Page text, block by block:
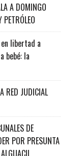
A DOMINGO
en libertad a
bebé: la
RED JUDICIAL
DE
POR PRESUNTA